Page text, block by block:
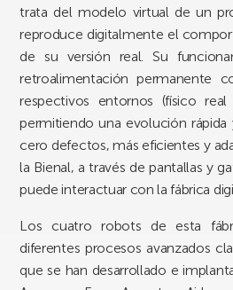
trata del modelo virtual de un
reproduce digitalmente el
de su versión real. Su
retroalimentación permanente
respectivos entornos (físico
permitiendo una evolución rápida
cero defectos, más eficientes y
la Bienal, a través de pantallas y
puede interactuar con la fábrica
Los cuatro robots de esta
diferentes procesos avanzados
que se han desarrollado e